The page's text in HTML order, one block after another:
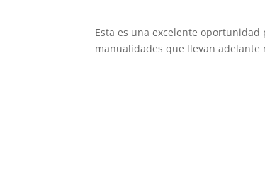
Esta es una excelente
manualidades que llevan adelante